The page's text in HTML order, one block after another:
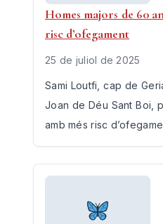
Homes majors de 60
risc d’ofegament
25 de juliol de 2025
Sami Loutfi, cap de
Joan de Déu Sant Boi,
amb més risc